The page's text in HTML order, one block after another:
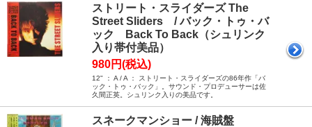
ストリート・スライダーズ The
Street Sliders / バック・トゥ・バ
ック Back To Back（シュリンク
入り帯付美品）
980円(税込)
12" ： A / A ： ストリート・スライダーズの86年作「バ
ック・トゥ・バック」。サウンド・プロデューサーは佐
久間正英。シュリンク入りの美品です。
スネークマンショー / 海賊盤